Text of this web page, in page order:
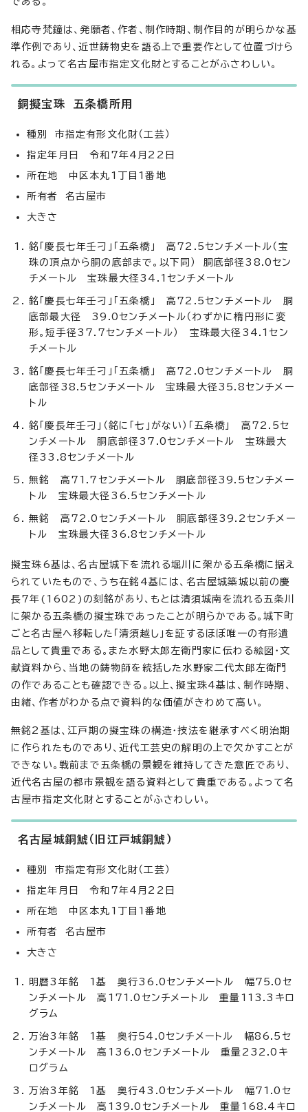
相応寺梵鐘は、発願者、作者、制作時期、制作目的が明らかな基
準作例であり、近世鋳物史を語る上で重要作として位置づけら
れる。よって名古屋市指定文化財とすることがふさわしい。
銅擬宝珠 五条橋所用
種別 市指定有形文化財（工芸）
指定年月日 令和7年4月22日
所在地 中区本丸1丁目1番地
所有者 名古屋市
大きさ
銘「慶長七年壬刁」「五条橋」 高72.5センチメートル（宝
珠の頂点から胴の底部まで。以下同） 胴底部径38.0セン
チメートル 宝珠最大径34.1センチメートル
銘「慶長七年壬刁」「五条橋」 高72.5センチメートル 胴
底部最大径 39.0センチメートル（わずかに楕円形に変
形。短手径37.7センチメートル） 宝珠最大径34.1セン
チメートル
銘「慶長七年壬刁」「五条橋」 高72.0センチメートル 胴
底部径38.5センチメートル 宝珠最大径35.8センチメー
トル
銘「慶長年壬刁」（銘に「七」がない）「五条橋」 高72.5セ
ンチメートル 胴底部径37.0センチメートル 宝珠最大
径33.8センチメートル
無銘 高71.7センチメートル 胴底部径39.5センチメー
トル 宝珠最大径36.5センチメートル
無銘 高72.0センチメートル 胴底部径39.2センチメー
トル 宝珠最大径36.8センチメートル
擬宝珠6基は、名古屋城下を流れる堀川に架かる五条橋に据え
られていたもので、うち在銘4基には、名古屋城築城以前の慶
長7年(1602)の刻銘があり、もとは清須城南を流れる五条川
に架かる五条橋の擬宝珠であったことが明らかである。城下町
ごと名古屋へ移転した「清須越し」を証するほぼ唯一の有形遺
品として貴重である。また水野太郎左衛門家に伝わる絵図・文
献資料から、当地の鋳物師を統括した水野家二代太郎左衛門
の作であることも確認できる。以上、擬宝珠4基は、制作時期、
由緒、作者がわかる点で資料的な価値がきわめて高い。
無銘2基は、江戸期の擬宝珠の構造・技法を継承すべく明治期
に作られたものであり、近代工芸史の解明の上で欠かすことが
できない。戦前まで五条橋の景観を維持してきた意匠であり、
近代名古屋の都市景観を語る資料として貴重である。よって名
古屋市指定文化財とすることがふさわしい。
名古屋城銅鯱（旧江戸城銅鯱）
種別 市指定有形文化財（工芸）
指定年月日 令和7年4月22日
所在地 中区本丸1丁目1番地
所有者 名古屋市
大きさ
明暦3年銘 1基 奥行36.0センチメートル 幅75.0セ
ンチメートル 高171.0センチメートル 重量113.3キロ
グラム
万治3年銘 1基 奥行54.0センチメートル 幅86.5セ
ンチメートル 高136.0センチメートル 重量232.0キ
ログラム
万治3年銘 1基 奥行43.0センチメートル 幅71.0セ
ンチメートル 高139.0センチメートル 重量168.4キロ